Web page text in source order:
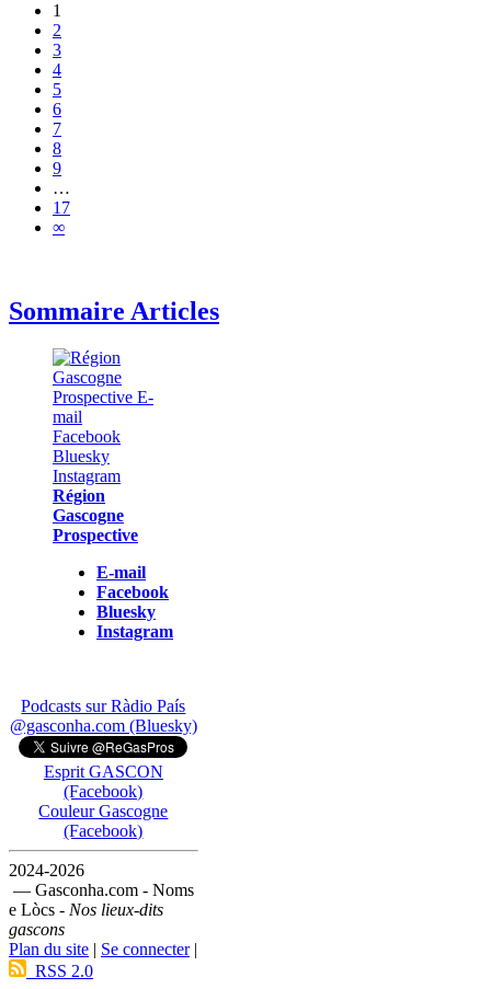
1
2
3
4
5
6
7
8
9
…
17
∞
Sommaire Articles
Région
Gascogne
Prospective
E-mail
Facebook
Bluesky
Instagram
Podcasts sur Ràdio País
@gasconha.com (Bluesky)
Esprit GASCON
(Facebook)
Couleur Gascogne
(Facebook)
2024-2026
— Gasconha.com - Noms
e Lòcs - Nos lieux-dits
gascons
Plan du site | Se connecter|
RSS 2.0